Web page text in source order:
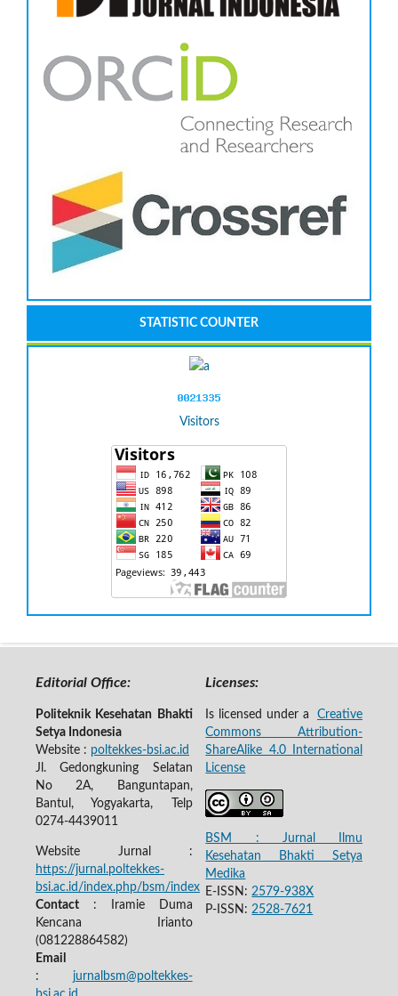
STATISTIC COUNTER
Visitors
Editorial Office:
Politeknik Kesehatan Bhakti
Setya Indonesia
Website : poltekkes-bsi.ac.id
Jl. Gedongkuning Selatan
No 2A, Banguntapan,
Bantul, Yogyakarta, Telp
0274-4439011
Website Jurnal :
https://jurnal.poltekkes-
bsi.ac.id/index.php/bsm/index
Contact: Iramie Duma
Kencana Irianto
(081228864582)
Email
: jurnalbsm@poltekkes-
Licenses:
Is licensed under aCreative
Commons Attribution-
ShareAlike 4.0 International
License
BSM : Jurnal Ilmu
Kesehatan Bhakti Setya
Medika
E-ISSN:2579-938X
P-ISSN:2528-7621